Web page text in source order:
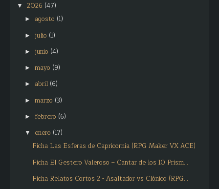
▼ 2026 (47)
► agosto (1)
► julio (1)
► junio (4)
► mayo (9)
► abril (6)
► marzo (3)
► febrero (6)
▼ enero (17)
Ficha Las Esferas de Capricornia (RPG Maker VX ACE)
Ficha El Gestero Valeroso – Cantar de los 10 Prism...
Ficha Relatos Cortos 2 - Asaltador vs Clónico (RPG...